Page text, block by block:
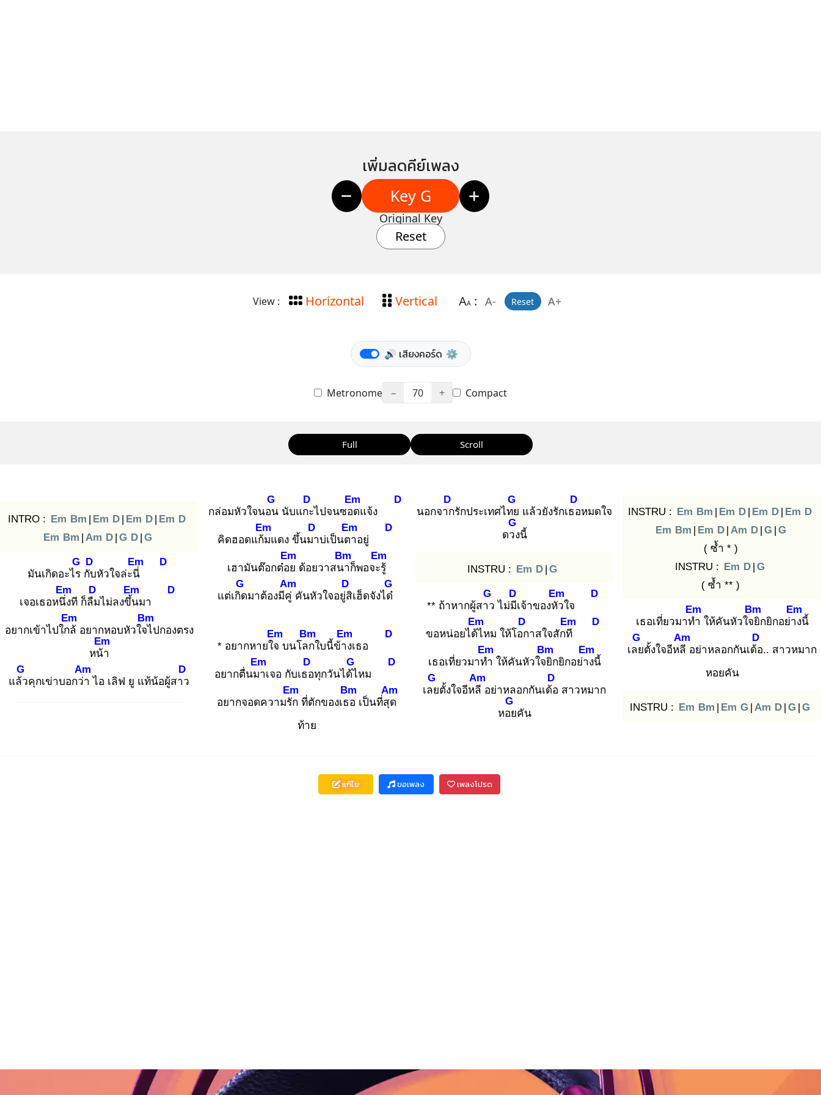
เพิ่มลดคีย์เพลง
Key G
Original Key
Reset
View : Horizontal Vertical AA: A- Reset A+
🔊 เสียงคอร์ด ⚙️
Metronome − 70 + Compact
Full Scroll
INTRO : Em Bm | Em D | Em D | Em D
Em Bm | Am D | G D | G
มันเกิดอะไร
G
กับ
D
หัวใจล่ะนี่
Em D
เจอเธอหนึ่ง
Em
ที ก็ลืม
D
ไม่ลงขึ้น
Em
มา
D
อยากเข้าไปใกล้
Em
อยากหอบหัวใจไ
Bm
ปกองตรง
หน้า
Em
แล้ว
G
คุกเข่าบอกว่า
Am
ไอ เลิฟ ยู แท้น้อผู้สาว
D
กล่อมหัวใจนอน
G
นับแกะ
D
ไปจนซอด
Em
แจ้ง
D
คิดฮอดแก้ม
Em
แดง ขึ้นมา
D
บ่เป็นตา
Em
อยู่
D
เฮามันต๊อกต๋อย
Em
ด้อยวาสนา
Bm
ก็พอจะรู้
Em
แต่เกิด
G
มาต้องมีคู่
Am
คันหัวใจอยู่สิ
D
เฮ็ดจังได๋
G
* อยากหายใจ
Em
บนโลก
Bm
ใบนี้ข้าง
Em
เธอ
D
อยากตื่นมา
Em
เจอ กับเธอ
D
ทุกวันได้ไ
G
หม
D
อยากจอดความรัก
Em
ที่ตักของเธอ
Bm
เป็นที่สุด
Am
ท้าย
นอกจาก
D
รักประเทศไทย
G
แล้วยังรักเธอ
D
หมดใจ
ดวง
G
นี้
INSTRU : Em D | G
** ถ้าหากผู้สาว
G
ไม่มีเ
D
จ้าของหัว
Em
ใจ
D
ขอหน่อยได้ไ
Em
หม ให้โอก
D
าสใจสักที
Em D
เธอเที่ยวมาทำ
Em
ให้คันหัวใจยิ
Bm
กยิกอย่าง
Em
นี้
เลย
G
ตั้งใจอีหลี
Am
อย่าหลอกกันเด้อ
D
สาวหมาก
หอย
G
คัน
INSTRU : Em Bm | Em D | Em D | Em D
Em Bm | Em D | Am D | G | G
( ซ้ำ * )
INSTRU : Em D | G
( ซ้ำ ** )
เธอเที่ยวมาทำ
Em
ให้คันหัวใจยิ
Bm
กยิกอย่าง
Em
นี้
เลย
G
ตั้งใจอีหลี
Am
อย่าหลอกกันเด้อ
D
.. สาวหมาก
หอยคัน
INSTRU : Em Bm | Em G | Am D | G | G
แก้ไข ขอเพลง เพลงโปรด